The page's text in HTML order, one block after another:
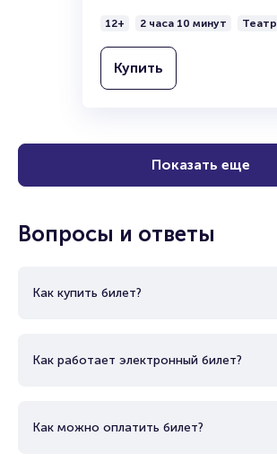
12+ 2 часа 10 минут Театр
Купить
Показать еще
Вопросы и ответы
Как купить билет?
Как работает электронный билет?
Как можно оплатить билет?